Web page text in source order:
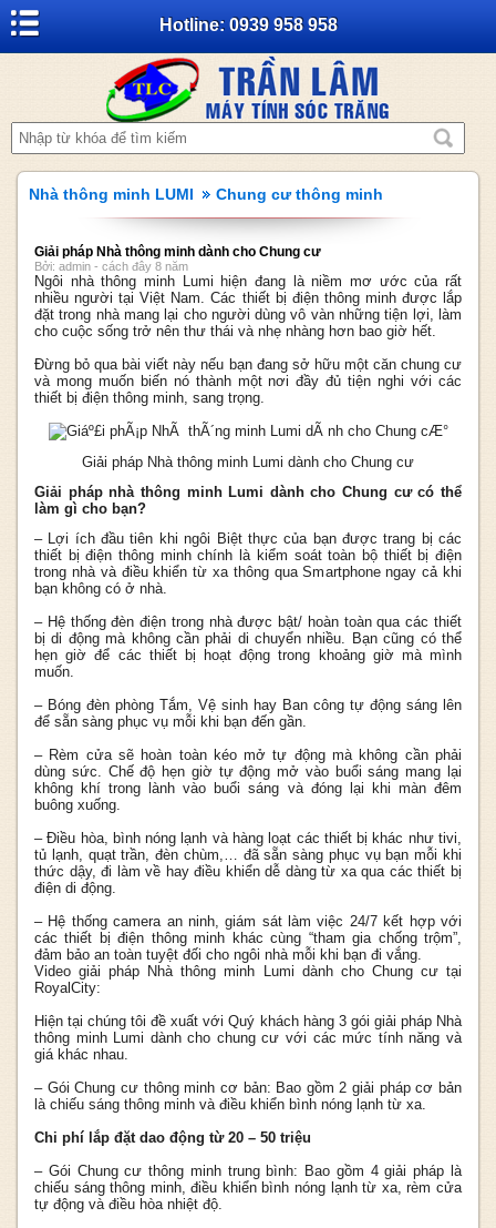
Hotline: 0939 958 958
Nhà thông minh LUMI Chung cư thông minh
Giải pháp Nhà thông minh dành cho Chung cư
Bởi: admin - cách đây 8 năm
Ngôi nhà thông minh Lumi hiện đang là niềm mơ ước của rất
nhiều người tại Việt Nam. Các thiết bị điện thông minh được lắp
đặt trong nhà mang lại cho người dùng vô vàn những tiện lợi, làm
cho cuộc sống trở nên thư thái và nhẹ nhàng hơn bao giờ hết.
Đừng bỏ qua bài viết này nếu bạn đang sở hữu một căn chung cư
và mong muốn biến nó thành một nơi đầy đủ tiện nghi với các
thiết bị điện thông minh, sang trọng.
Giải pháp Nhà thông minh Lumi dành cho Chung cư
Giải pháp nhà thông minh Lumi dành cho Chung cư có thể
làm gì cho bạn?
– Lợi ích đầu tiên khi ngôi Biệt thực của bạn được trang bị các
thiết bị điện thông minh chính là kiểm soát toàn bộ thiết bị điện
trong nhà và điều khiển từ xa thông qua Smartphone ngay cả khi
bạn không có ở nhà.
– Hệ thống đèn điện trong nhà được bật/ hoàn toàn qua các thiết
bị di động mà không cần phải di chuyển nhiều. Bạn cũng có thể
hẹn giờ để các thiết bị hoạt động trong khoảng giờ mà mình
muốn.
– Bóng đèn phòng Tắm, Vệ sinh hay Ban công tự động sáng lên
để sẵn sàng phục vụ mỗi khi bạn đến gần.
– Rèm cửa sẽ hoàn toàn kéo mở tự động mà không cần phải
dùng sức. Chế độ hẹn giờ tự động mở vào buổi sáng mang lại
không khí trong lành vào buổi sáng và đóng lại khi màn đêm
buông xuống.
– Điều hòa, bình nóng lạnh và hàng loạt các thiết bị khác như tivi,
tủ lạnh, quạt trần, đèn chùm,… đã sẵn sàng phục vụ bạn mỗi khi
thức dậy, đi làm về hay điều khiển dễ dàng từ xa qua các thiết bị
điện di động.
– Hệ thống camera an ninh, giám sát làm việc 24/7 kết hợp với
các thiết bị điện thông minh khác cùng “tham gia chống trộm”,
đảm bảo an toàn tuyệt đối cho ngôi nhà mỗi khi bạn đi vắng.
Video giải pháp Nhà thông minh Lumi dành cho Chung cư tại
RoyalCity:
Hiện tại chúng tôi đề xuất với Quý khách hàng 3 gói giải pháp Nhà
thông minh Lumi dành cho chung cư với các mức tính năng và
giá khác nhau.
– Gói Chung cư thông minh cơ bản: Bao gồm 2 giải pháp cơ bản
là chiếu sáng thông minh và điều khiển bình nóng lạnh từ xa.
Chi phí lắp đặt dao động từ 20 – 50 triệu
– Gói Chung cư thông minh trung bình: Bao gồm 4 giải pháp là
chiếu sáng thông minh, điều khiển bình nóng lạnh từ xa, rèm cửa
tự động và điều hòa nhiệt độ.